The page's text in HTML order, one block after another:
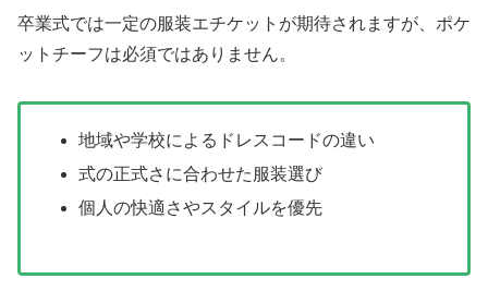
卒業式では一定の服装エチケットが期待されますが、ポケ
ットチーフは必須ではありません。
地域や学校によるドレスコードの違い
式の正式さに合わせた服装選び
個人の快適さやスタイルを優先